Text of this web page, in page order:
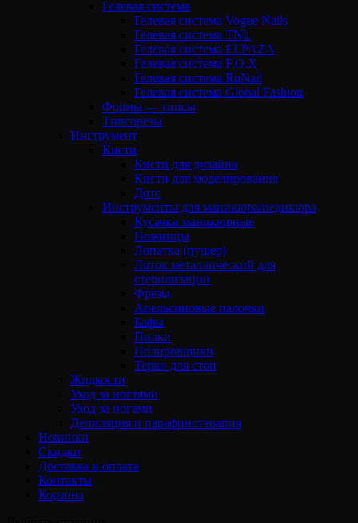
Гелевая система
Гелевая система Vogue Nails
Гелевая система TNL
Гелевая система ELPAZA
Гелевая система F.O.X
Гелевая система RuNail
Гелевая система Global Fashion
Формы — типсы
Типсорезы
Инструмент
Кисти
Кисти для дизайна
Кисти для моделирования
Дотс
Инструменты для маникюра/педикюра
Кусачки маникюрные
Ножницы
Лопатка (пушер)
Лоток металлический для
стерилизации
Фрезы
Апельсиновые палочки
Бафы
Пилки
Полировщики
Терки для стоп
Жидкости
Уход за ногтями
Уход за ногами
Депиляция и парафинотерапия
Новинки
Скидки
Доставка и оплата
Контакты
Корзина